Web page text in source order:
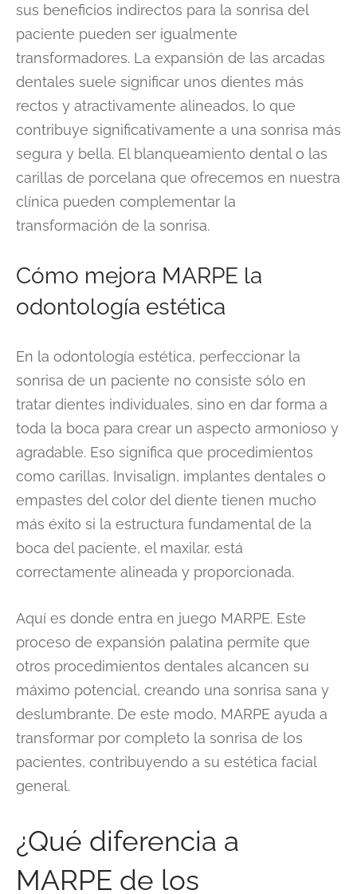
sus beneficios indirectos para la sonrisa del
paciente pueden ser igualmente
transformadores. La expansión de las arcadas
dentales suele significar unos dientes más
rectos y atractivamente alineados, lo que
contribuye significativamente a una sonrisa más
segura y bella. El blanqueamiento dental o las
carillas de porcelana que ofrecemos en nuestra
clínica pueden complementar la
transformación de la sonrisa.
Cómo mejora MARPE la
odontología estética
En la odontología estética, perfeccionar la
sonrisa de un paciente no consiste sólo en
tratar dientes individuales, sino en dar forma a
toda la boca para crear un aspecto armonioso y
agradable. Eso significa que procedimientos
como carillas, Invisalign, implantes dentales o
empastes del color del diente tienen mucho
más éxito si la estructura fundamental de la
boca del paciente, el maxilar, está
correctamente alineada y proporcionada.
Aquí es donde entra en juego MARPE. Este
proceso de expansión palatina permite que
otros procedimientos dentales alcancen su
máximo potencial, creando una sonrisa sana y
deslumbrante. De este modo, MARPE ayuda a
transformar por completo la sonrisa de los
pacientes, contribuyendo a su estética facial
general.
¿Qué diferencia a
MARPE de los